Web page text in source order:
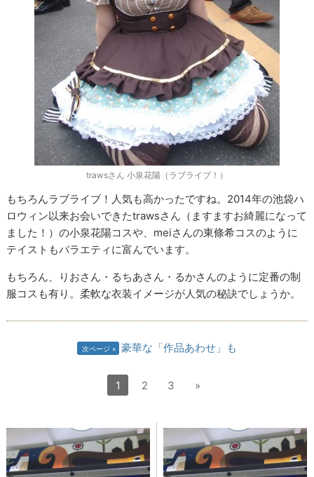
trawsさん 小泉花陽（ラブライブ！）
もちろんラブライブ！人気も高かったですね。2014年の池袋ハ
ロウィン以来お会いできたtrawsさん（ますますお綺麗になって
ました！）の小泉花陽コスや、meiさんの東條希コスのように
テイストもバラエティに富んでいます。
もちろん、りおさん・るちあさん・るかさんのように定番の制
服コスも有り。柔軟な衣装イメージが人気の秘訣でしょうか。
次ページ 豪華な「作品あわせ」も
1 2 3 »